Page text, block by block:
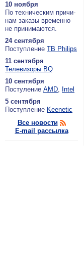
10 ноября
По тех­ни­че­ским при­чи­
нам за­ка­зы вре­мен­но
не при­ни­ма­ют­ся.
24 сентября
По­ступ­ле­ние ТВ Philips
11 сентября
Теле­ви­зо­ры BQ
10 сентября
По­сту­ле­ние AMD, Intel
5 сентября
По­ступ­ле­ние Keenetic
Все новости
E-mail рассылка